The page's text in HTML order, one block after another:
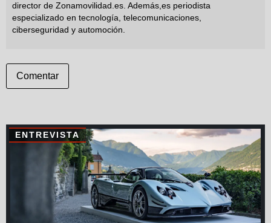
director de Zonamovilidad.es. Además,es periodista
especializado en tecnología, telecomunicaciones,
ciberseguridad y automoción.
Comentar
ENTREVISTA